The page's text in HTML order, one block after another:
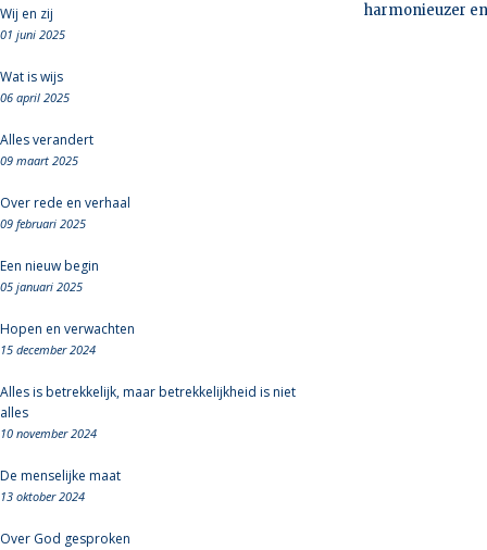
Wij en zij
01 juni 2025
Wat is wijs
06 april 2025
Alles verandert
09 maart 2025
Over rede en verhaal
09 februari 2025
Een nieuw begin
05 januari 2025
Hopen en verwachten
15 december 2024
Alles is betrekkelijk, maar betrekkelijkheid is niet
alles
10 november 2024
De menselijke maat
13 oktober 2024
Over God gesproken
harmonieuzer